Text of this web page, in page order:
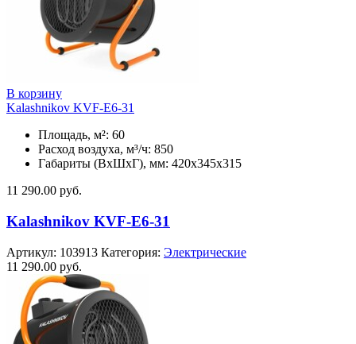
В корзину
Kalashnikov KVF-E6-31
Площадь, м²: 60
Расход воздуха, м³/ч: 850
Габариты (ВхШхГ), мм: 420x345x315
11 290.00 руб.
Kalashnikov KVF-E6-31
Артикул: 103913 Категория: Электрические
11 290.00 руб.